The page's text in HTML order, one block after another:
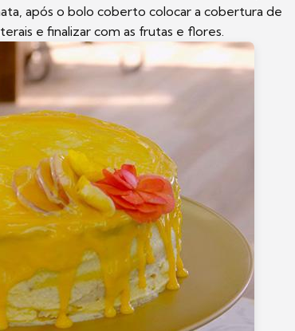
após o bolo coberto colocar a cobertura de
e finalizar com as frutas e flores.